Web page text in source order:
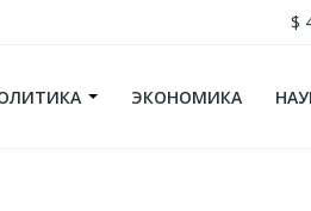
$
ЭКОНОМИКА